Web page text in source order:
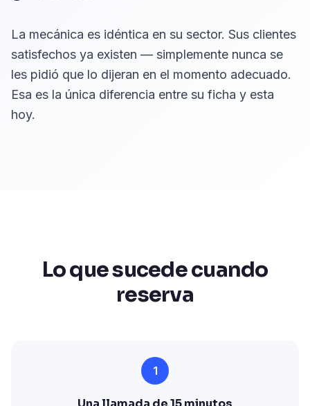
La mecánica es idéntica en su sector. Sus clientes
satisfechos ya existen — simplemente nunca se
les pidió que lo dijeran en el momento adecuado.
Esa es la única diferencia entre su ficha y esta
hoy.
Lo que sucede cuando
reserva
1